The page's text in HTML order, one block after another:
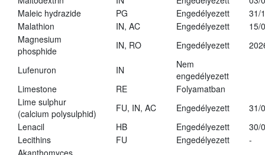
Maleic hydrazide
PG Engedélyezett
31/
Malathion
IN, AC Engedélyezett
15/
Magnesium
phosphide
IN, RO Engedélyezett
Lufenuron IN
Nem
engedélyezett
Limestone
RE
Folyamatban
Lime sulphur
(calcium polysulphid)
FU, IN, AC Engedélyezett
31/
Lenacil
HB Engedélyezett
30/
Lecithins
FU Engedélyezett
-